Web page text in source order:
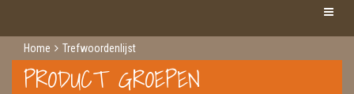
Home Trefwoordenlijst
PRODUCT GROEPEN